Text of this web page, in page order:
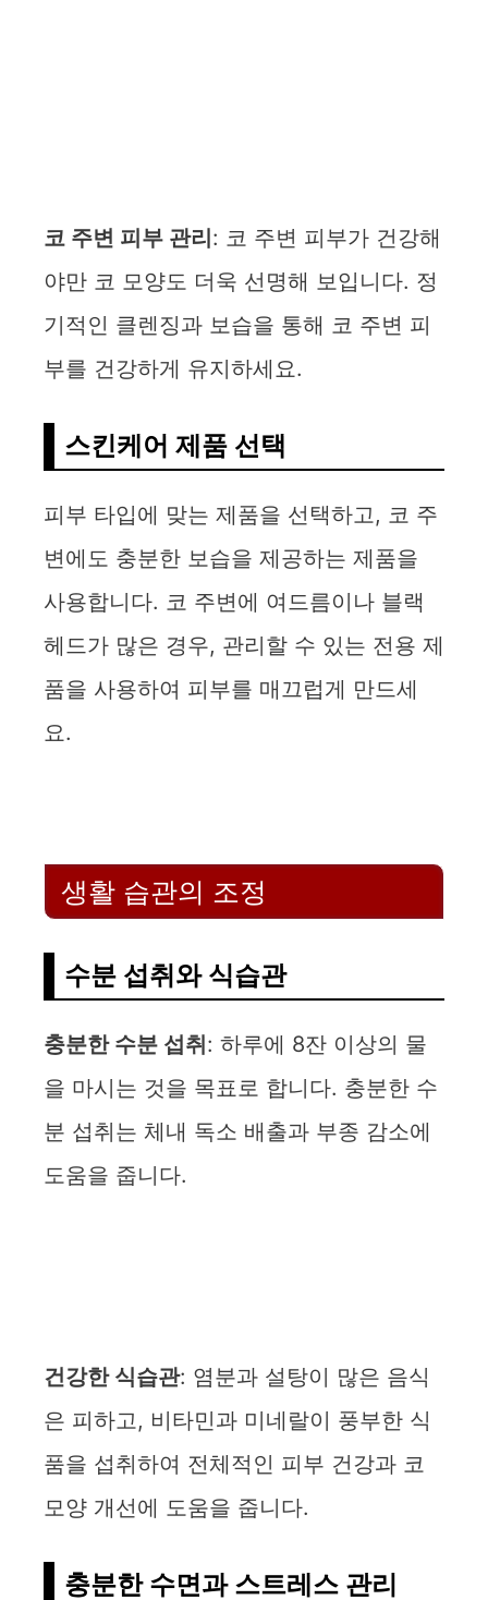
코 주변 피부 관리: 코 주변 피부가 건강해
야만 코 모양도 더욱 선명해 보입니다. 정
기적인 클렌징과 보습을 통해 코 주변 피
부를 건강하게 유지하세요.
스킨케어 제품 선택
피부 타입에 맞는 제품을 선택하고, 코 주
변에도 충분한 보습을 제공하는 제품을
사용합니다. 코 주변에 여드름이나 블랙
헤드가 많은 경우, 관리할 수 있는 전용 제
품을 사용하여 피부를 매끄럽게 만드세
요.
생활 습관의 조정
수분 섭취와 식습관
충분한 수분 섭취: 하루에 8잔 이상의 물
을 마시는 것을 목표로 합니다. 충분한 수
분 섭취는 체내 독소 배출과 부종 감소에
도움을 줍니다.
건강한 식습관: 염분과 설탕이 많은 음식
은 피하고, 비타민과 미네랄이 풍부한 식
품을 섭취하여 전체적인 피부 건강과 코
모양 개선에 도움을 줍니다.
충분한 수면과 스트레스 관리